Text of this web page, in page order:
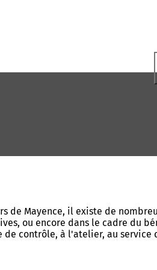
de Mayence, il existe de
ou encore dans le cadre du
contrôle, à l'atelier, au service